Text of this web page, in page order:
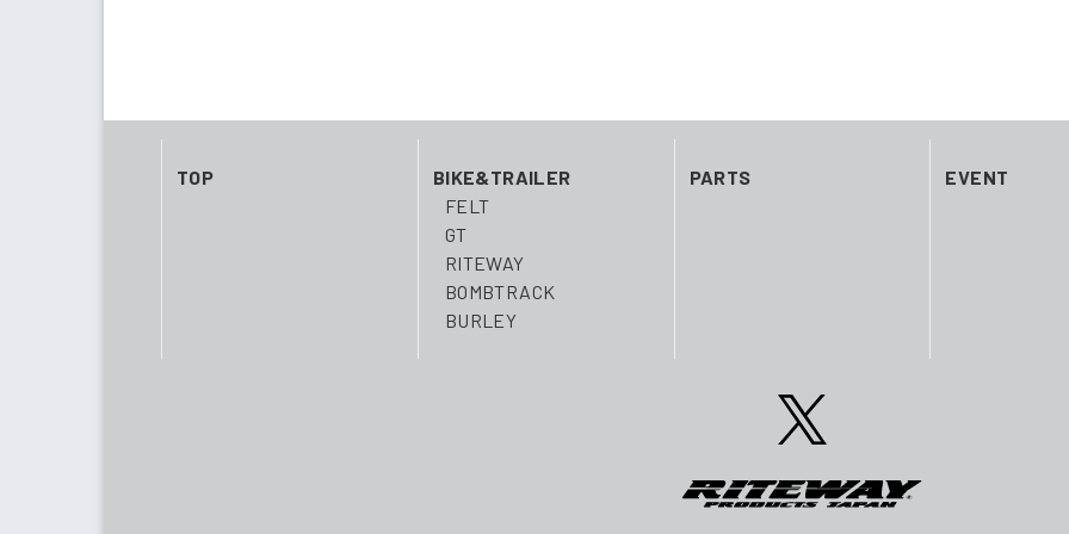
TOP
BIKE&TRAILER
FELT
GT
RITEWAY
BOMBTRACK
BURLEY
PARTS EVENT